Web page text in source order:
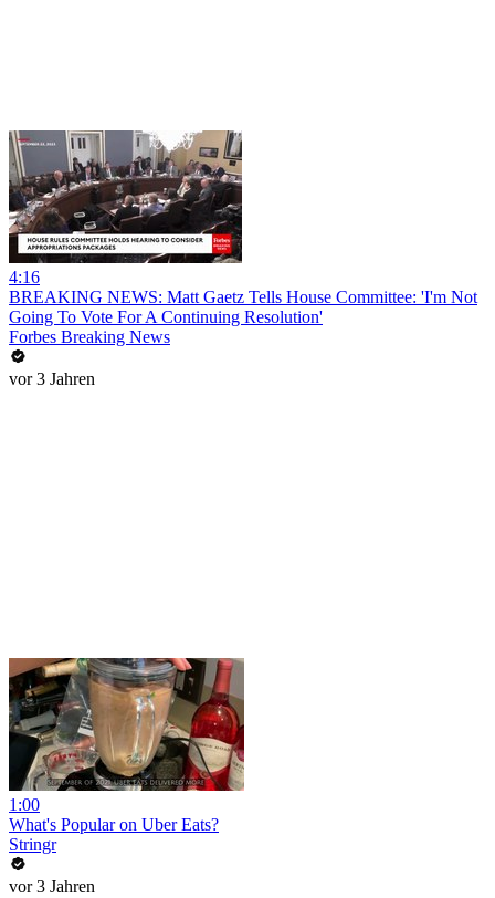
4:16
BREAKING NEWS: Matt Gaetz Tells House Committee: 'I'm Not
Going To Vote For A Continuing Resolution'
Forbes Breaking News
vor 3 Jahren
1:00
What's Popular on Uber Eats?
Stringr
vor 3 Jahren